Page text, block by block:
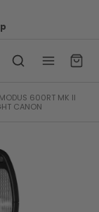
600RT MK II
CANON